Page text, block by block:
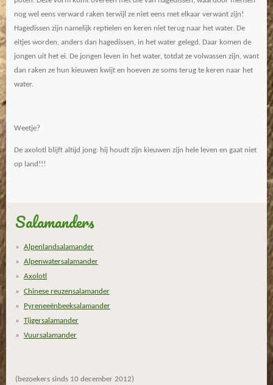
nog wel eens verward raken terwijl ze niet eens met elkaar verwant zijn!
Hagedissen zijn namelijk reptielen en keren niet terug naar het water. De
eitjes worden, anders dan hagedissen, in het water gelegd. Daar komen de
jongen uit het ei. De jongen leven in het water, totdat ze volwassen zijn, want
dan raken ze hun kieuwen kwijt en hoeven ze soms terug te keren naar het
water.
Weetje?
De axolotl blijft altijd jong: hij houdt zijn kieuwen zijn hele leven en gaat niet
op land!!!
Salamanders
Alpenlandsalamander
Alpenwatersalamander
Axolotl
Chinese reuzensalamander
Pyreneeënbeeksalamander
Tijgersalamander
Vuursalamander
(bezoekers sinds 10 december 2012)